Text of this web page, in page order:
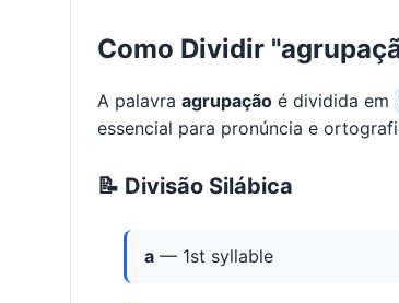
Como Dividir
A palavra agrupação é dividida em
essencial para pronúncia e
📝 Divisão Silábica
a — 1st syllable